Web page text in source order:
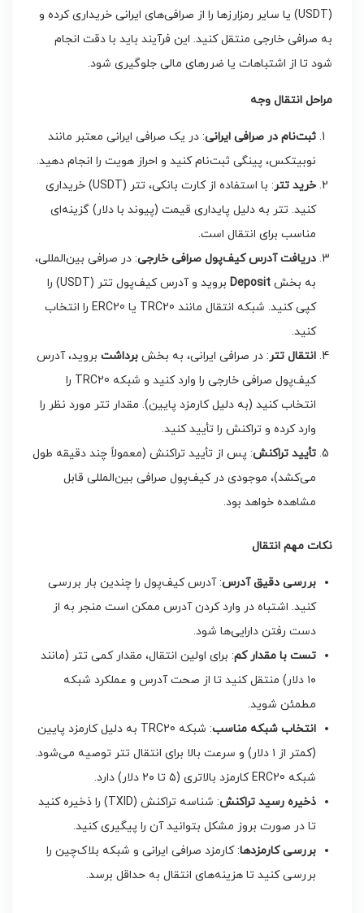
(USDT) یا سایر رمزارزها را از صرافی‌های ایرانی خریداری کرده و
به صرافی خارجی منتقل کنید. این فرآیند باید با دقت انجام
شود تا از اشتباهات یا ضررهای مالی جلوگیری شود.
مراحل انتقال وجه
ثبت‌نام در صرافی ایرانی: در یک صرافی ایرانی معتبر مانند
نوبیتکس، پینگی ثبت‌نام کنید و احراز هویت را انجام دهید.
خرید تتر
: با استفاده از کارت بانکی، تتر (USDT) خریداری
کنید. تتر به دلیل پایداری قیمت (پیوند با دلار) گزینه‌ای
مناسب برای انتقال است.
دریافت آدرس کیف‌پول صرافی خارجی: در صرافی بین‌المللی،
به بخش Deposit
بروید و آدرس کیف‌پول تتر (USDT) را
کپی کنید. شبکه انتقال مانند TRC20 یا ERC20 را انتخاب
کنید.
انتقال تتر: در صرافی ایرانی، به بخش برداشت بروید، آدرس
کیف‌پول صرافی خارجی را وارد کنید و شبکه TRC20 را
انتخاب کنید (به دلیل کارمزد پایین). مقدار تتر مورد نظر را
وارد کرده و تراکنش را تأیید کنید.
تأیید تراکنش: پس از تأیید تراکنش (معمولاً چند دقیقه طول
می‌کشد)، موجودی در کیف‌پول صرافی بین‌المللی قابل
مشاهده خواهد بود.
نکات مهم انتقال
بررسی دقیق آدرس: آدرس کیف‌پول را چندین بار بررسی
کنید. اشتباه در وارد کردن آدرس ممکن است منجر به از
دست رفتن دارایی‌ها شود.
تست با مقدار کم: برای اولین انتقال، مقدار کمی تتر (مانند
۱۰ دلار) منتقل کنید تا از صحت آدرس و عملکرد شبکه
مطمئن شوید.
انتخاب شبکه مناسب
: شبکه TRC20 به دلیل کارمزد پایین
(کمتر از ۱ دلار) و سرعت بالا برای انتقال تتر توصیه می‌شود.
شبکه ERC20 کارمزد بالاتری (۵ تا ۲۰ دلار) دارد.
ذخیره رسید تراکنش
: شناسه تراکنش (TXID) را ذخیره کنید
تا در صورت بروز مشکل بتوانید آن را پیگیری کنید.
بررسی کارمزدها: کارمزد صرافی ایرانی و شبکه بلاک‌چین را
بررسی کنید تا هزینه‌های انتقال به حداقل برسد.